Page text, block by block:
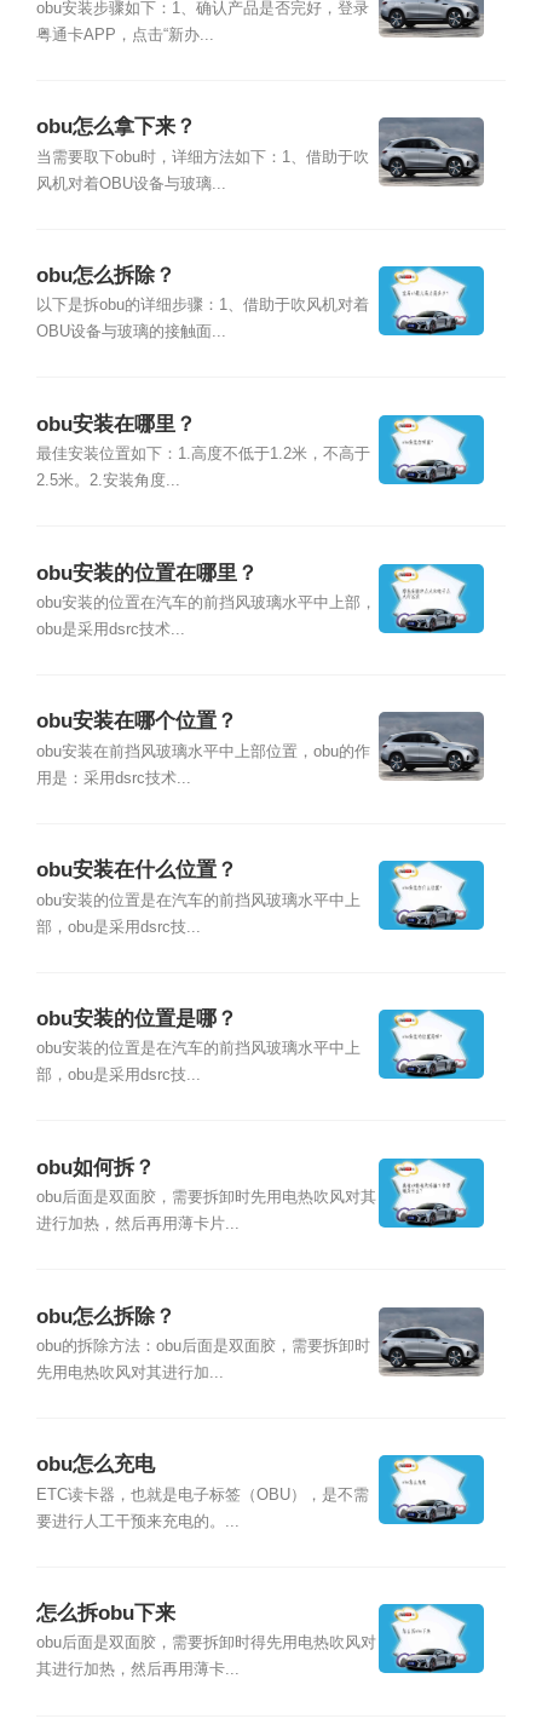
obu安装步骤如下：1、确认产品是否完好，登录
粤通卡APP，点击“新办...
obu怎么拿下来？
当需要取下obu时，详细方法如下：1、借助于吹
风机对着OBU设备与玻璃...
obu怎么拆除？
以下是拆obu的详细步骤：1、借助于吹风机对着
OBU设备与玻璃的接触面...
obu安装在哪里？
最佳安装位置如下：1.高度不低于1.2米，不高于
2.5米。2.安装角度...
obu安装的位置在哪里？
obu安装的位置在汽车的前挡风玻璃水平中上部，
obu是采用dsrc技术...
obu安装在哪个位置？
obu安装在前挡风玻璃水平中上部位置，obu的作
用是：采用dsrc技术...
obu安装在什么位置？
obu安装的位置是在汽车的前挡风玻璃水平中上
部，obu是采用dsrc技...
obu安装的位置是哪？
obu安装的位置是在汽车的前挡风玻璃水平中上
部，obu是采用dsrc技...
obu如何拆？
obu后面是双面胶，需要拆卸时先用电热吹风对其
进行加热，然后再用薄卡片...
obu怎么拆除？
obu的拆除方法：obu后面是双面胶，需要拆卸时
先用电热吹风对其进行加...
obu怎么充电
ETC读卡器，也就是电子标签（OBU），是不需
要进行人工干预来充电的。...
怎么拆obu下来
obu后面是双面胶，需要拆卸时得先用电热吹风对
其进行加热，然后再用薄卡...